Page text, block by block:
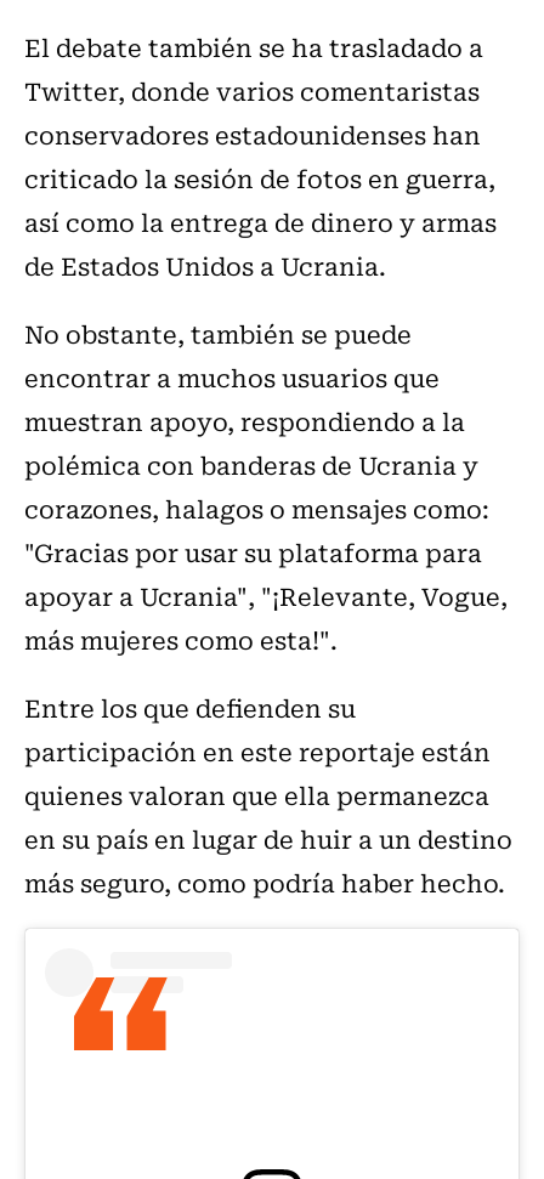
El debate también se ha trasladado a
Twitter, donde varios comentaristas
conservadores estadounidenses han
criticado la sesión de fotos en guerra,
así como la entrega de dinero y armas
de Estados Unidos a Ucrania.
No obstante, también se puede
encontrar a muchos usuarios que
muestran apoyo, respondiendo a la
polémica con banderas de Ucrania y
corazones, halagos o mensajes como:
"Gracias por usar su plataforma para
apoyar a Ucrania", "¡Relevante, Vogue,
más mujeres como esta!".
Entre los que defienden su
participación en este reportaje están
quienes valoran que ella permanezca
en su país en lugar de huir a un destino
más seguro, como podría haber hecho.